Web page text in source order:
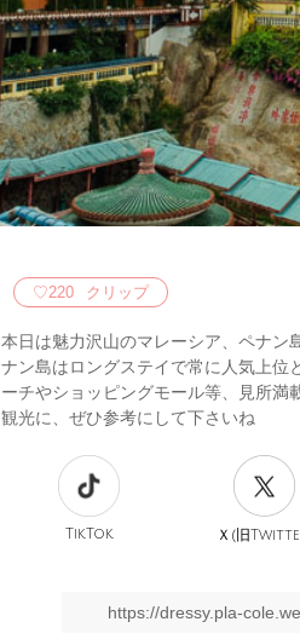
♡220 クリップ
本日は魅力沢山のマレーシア、ペナ
ナン島はロングステイで常に人気上位
ーチやショッピングモール等、見所満
観光に、ぜひ参考にして下さいね
TikTok Ｘ(旧
https://dressy.pla-